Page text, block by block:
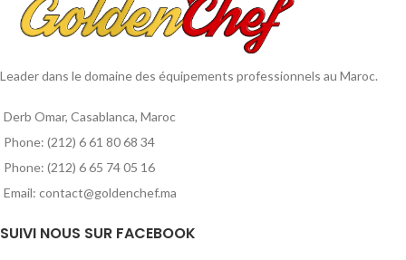
Leader dans le domaine des équipements professionnels au Maroc.
Derb Omar, Casablanca, Maroc
Phone: (212) 6 61 80 68 34
Phone: (212) 6 65 74 05 16
Email: contact@goldenchef.ma
SUIVI NOUS SUR FACEBOOK